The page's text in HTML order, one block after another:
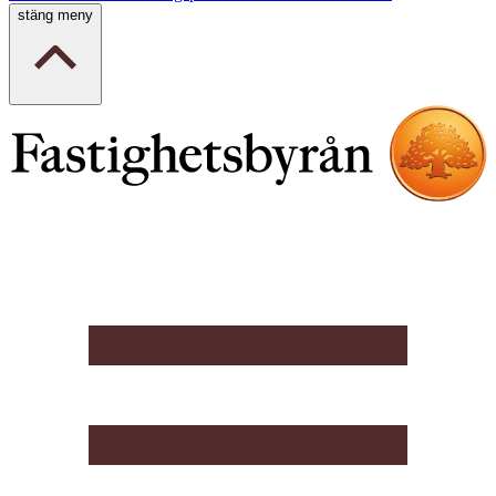
stäng meny